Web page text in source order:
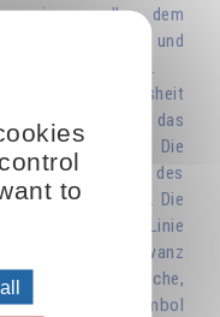
immer alles dem
während die Seele und
und sterben.
die ganze Weisheit
und das
verschmelzen. Die
ist das Symbol des
wiederzufinden. Die
Linie, und eine Linie
sich in den Schwanz
ist das Unendliche,
der das Symbol
to